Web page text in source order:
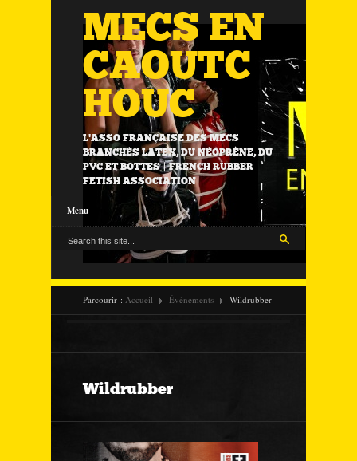
MECS EN
CAOUTC
HOUC
L'ASSO FRANÇAISE DES MECS
BRANCHÉS LATEX, DU NÉOPRÈNE, DU
PVC ET BOTTES | FRENCH RUBBER
FETISH ASSOCIATION
Menu
Parcourir : Accueil Évènements Wildrubber
Wildrubber